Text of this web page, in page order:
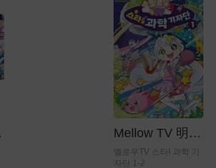
Mellow TV 明
星！科学记者团
1-2
멜로우TV 스타! 과학 기
자단 1-2